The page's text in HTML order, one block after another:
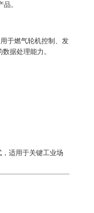
。
于燃气轮机控制、发
据处理能力。
适用于关键工业场